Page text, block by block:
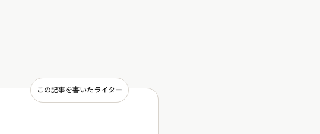
この記事を書いたライター